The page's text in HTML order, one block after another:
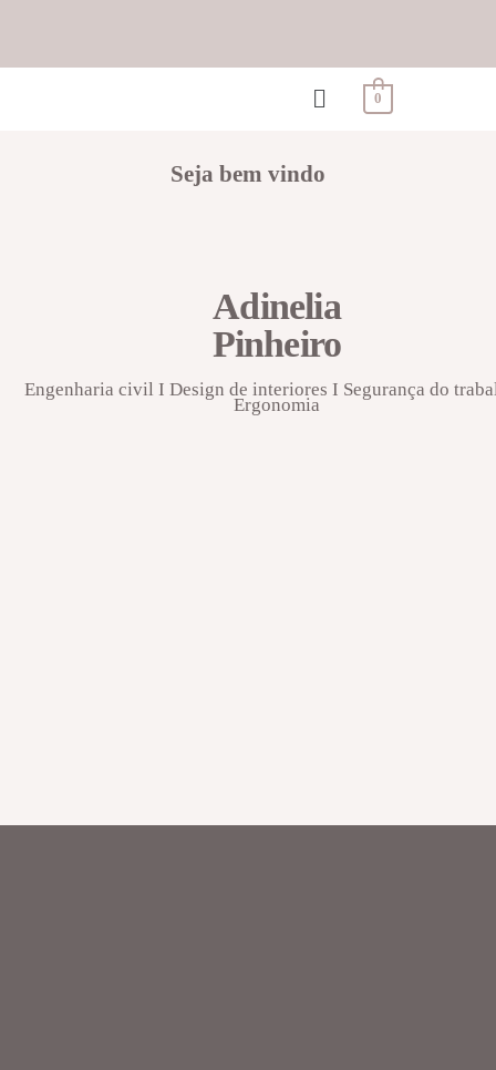
0
Seja bem vindo
Adinelia
Pinheiro
Engenharia civil I Design de interiores I Segurança do
Ergonomia